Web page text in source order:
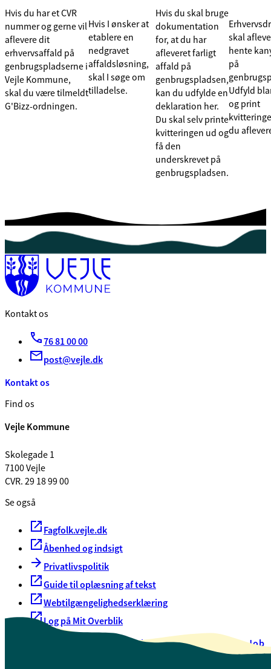
Hvis du har et CVR
nummer og gerne vil
aflevere dit
erhvervsaffald på
genbrugspladserne i
Vejle Kommune,
skal du være tilmeldt
G'Bizz-ordningen.
Hvis I ønsker at
etablere en
nedgravet
affaldsløsning,
skal I søge om
tilladelse.
Hvis du skal bruge
dokumentation
for, at du har
afleveret farligt
affald på
genbrugspladsen,
kan du udfylde en
deklaration her.
Du skal selv printe
kvitteringen ud og
få den
underskrevet på
genbrugspladsen.
skal
hente
på
Udfyld
og print
du
Kontakt os
76 81 00 00
post@vejle.dk
Kontakt os
Find os
Vejle Kommune
Skolegade 1
7100 Vejle
CVR. 29 18 99 00
Se også
Fagfolk.vejle.dk
Åbenhed og indsigt
Privatlivspolitik
Guide til oplæsning af tekst
Webtilgængelighedserklæring
Log på Mit Overblik
Oversigt over selvbetjeningJob